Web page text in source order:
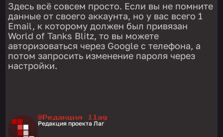
Здесь всё совсем просто. Если вы не помните
данные от своего аккаунта, но у вас всего 1
Email, к которому должен был привязан
World of Tanks Blitz, то вы можете
авторизоваться через Google с телефона, а
потом запросить изменение пароля через
настройки.
@Редакция 1lag
Редакция проекта Лаг